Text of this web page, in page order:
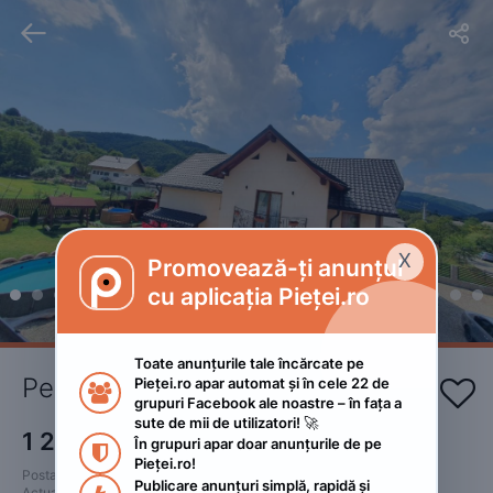
 
Pensiune 
1 200RON • Negociabil
Postat
2022. ianuarie 12.
X
Promovează-ți anunțul
cu aplicația Pieței.ro

Toate anunțurile tale încărcate pe
Pieței.ro apar automat și în cele 22 de
grupuri Facebook ale noastre – în fața a
sute de mii de utilizatori! 🚀

În grupuri apar doar anunțurile de pe
Pieței.ro!
Publicare anunțuri simplă, rapidă și